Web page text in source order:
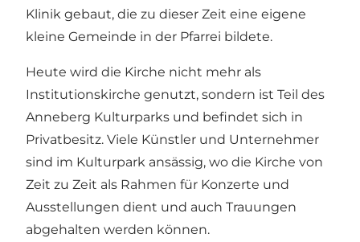
Klinik gebaut, die zu dieser Zeit eine eigene
kleine Gemeinde in der Pfarrei bildete.
Heute wird die Kirche nicht mehr als
Institutionskirche genutzt, sondern ist Teil des
Anneberg Kulturparks und befindet sich in
Privatbesitz. Viele Künstler und Unternehmer
sind im Kulturpark ansässig, wo die Kirche von
Zeit zu Zeit als Rahmen für Konzerte und
Ausstellungen dient und auch Trauungen
abgehalten werden können.